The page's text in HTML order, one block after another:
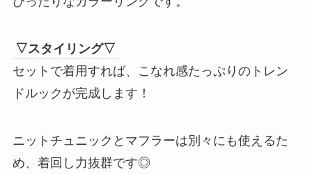
▽スタイリング▽
セットで着用すれば、こなれ感たっぷりのトレン
ドルックが完成します！
ニットチュニックとマフラーは別々にも使えるた
め、着回し力抜群です◎